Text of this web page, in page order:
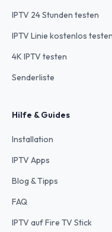
IPTV 24 Stunden testen
IPTV Linie kostenlos testen
4K IPTV testen
Senderliste
Hilfe & Guides
Installation
IPTV Apps
Blog & Tipps
FAQ
IPTV auf Fire TV Stick